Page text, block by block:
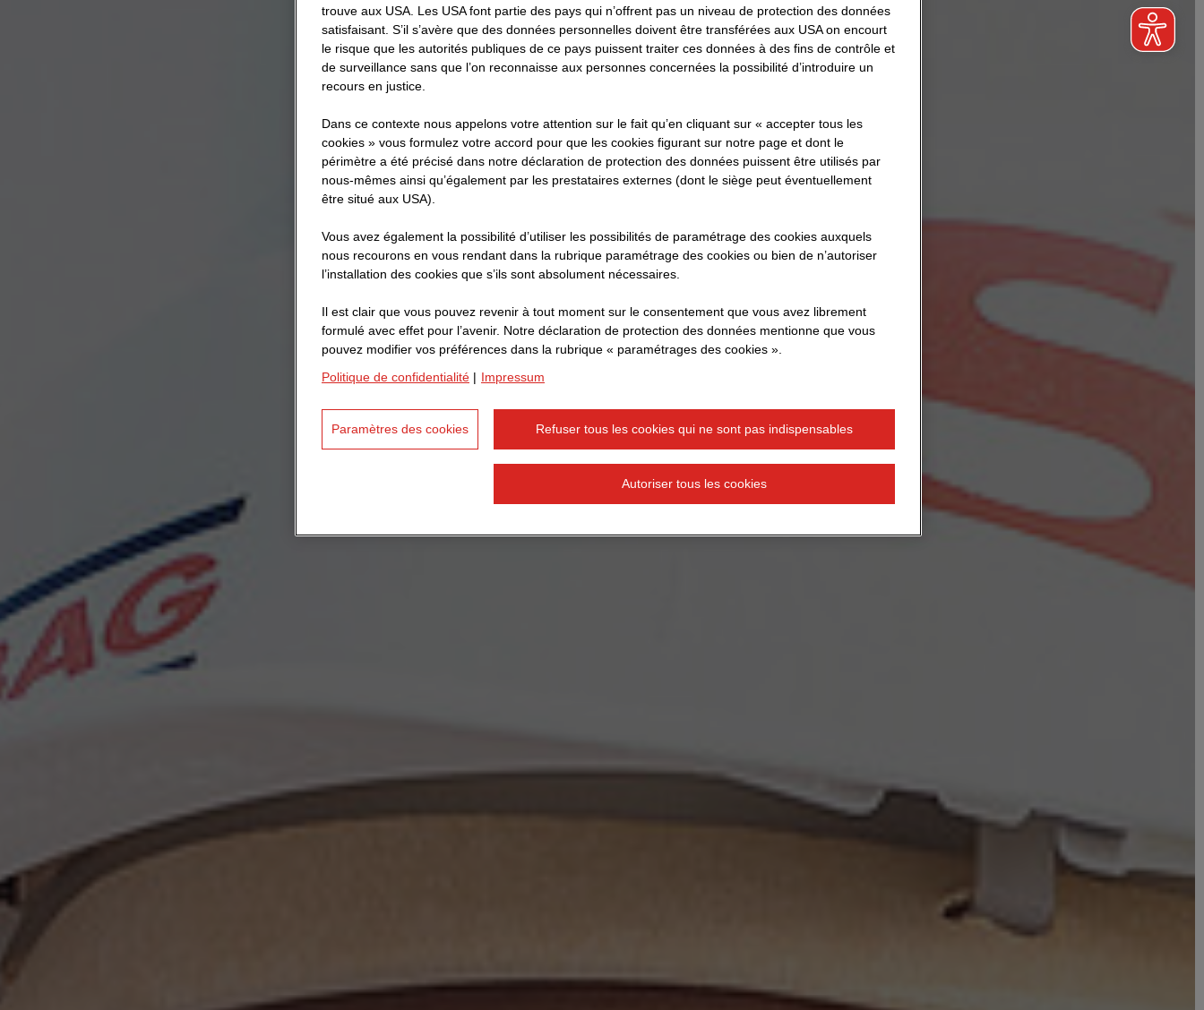
trouve aux USA. Les USA font partie des pays qui n’offrent pas un niveau de protection des données
satisfaisant. S’il s’avère que des données personnelles doivent être transférées aux USA on encourt
le risque que les autorités publiques de ce pays puissent traiter ces données à des fins de contrôle et
de surveillance sans que l’on reconnaisse aux personnes concernées la possibilité d’introduire un
recours en justice.
Dans ce contexte nous appelons votre attention sur le fait qu’en cliquant sur « accepter tous les
cookies » vous formulez votre accord pour que les cookies figurant sur notre page et dont le
périmètre a été précisé dans notre déclaration de protection des données puissent être utilisés par
nous-mêmes ainsi qu’également par les prestataires externes (dont le siège peut éventuellement
être situé aux USA).
Vous avez également la possibilité d’utiliser les possibilités de paramétrage des cookies auxquels
nous recourons en vous rendant dans la rubrique paramétrage des cookies ou bien de n’autoriser
l’installation des cookies que s’ils sont absolument nécessaires.
Il est clair que vous pouvez revenir à tout moment sur le consentement que vous avez librement
formulé avec effet pour l’avenir. Notre déclaration de protection des données mentionne que vous
pouvez modifier vos préférences dans la rubrique « paramétrages des cookies ».
Politique de confidentialité | Impressum
Refuser tous les cookies qui ne sont pas indispensables
Autoriser tous les cookies
Paramètres des cookies